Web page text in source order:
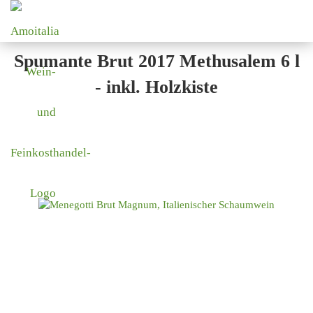
Spumante Brut 2017 Methusalem 6 l
- inkl. Holzkiste